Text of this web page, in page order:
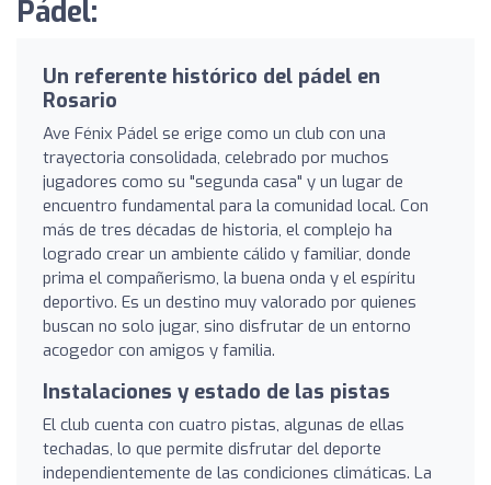
Pádel:
Un referente histórico del pádel en
Rosario
Ave Fénix Pádel se erige como un club con una
trayectoria consolidada, celebrado por muchos
jugadores como su "segunda casa" y un lugar de
encuentro fundamental para la comunidad local. Con
más de tres décadas de historia, el complejo ha
logrado crear un ambiente cálido y familiar, donde
prima el compañerismo, la buena onda y el espíritu
deportivo. Es un destino muy valorado por quienes
buscan no solo jugar, sino disfrutar de un entorno
acogedor con amigos y familia.
Instalaciones y estado de las pistas
El club cuenta con cuatro pistas, algunas de ellas
techadas, lo que permite disfrutar del deporte
independientemente de las condiciones climáticas. La